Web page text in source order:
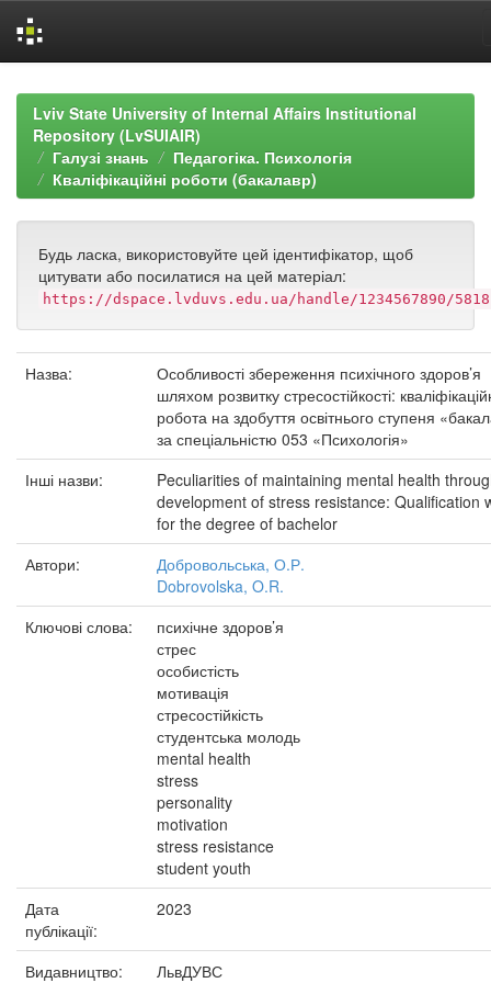
navigationLviv State University of Internal Affairs Institutional
Repository (LvSUIAIR)
Галузі знань
Педагогіка. Психологія
Кваліфікаційні роботи (бакалавр)
Будь ласка, використовуйте цей ідентифікатор, щоб
цитувати або посилатися на цей матеріал:
https://dspace.lvduvs.edu.ua/handle/1234567890/5818
Назва:
Особливості збереження психічного здоров’я
шляхом розвитку стресостійкості:
робота на здобуття освітнього ступеня
за спеціальністю 053 «Психологія»
Інші назви:
Peculiarities of maintaining mental health
development of stress resistance: Qualification
for the degree of bachelor
Автори:
Добровольська, О.Р.
Dobrovolska, O.R.
Ключові слова:
психічне здоров’я
стрес
особистість
мотивація
стресостійкість
студентська молодь
mental health
stress
personality
motivation
stress resistance
student youth
Дата
публікації:
2023
Видавництво:
ЛьвДУВС